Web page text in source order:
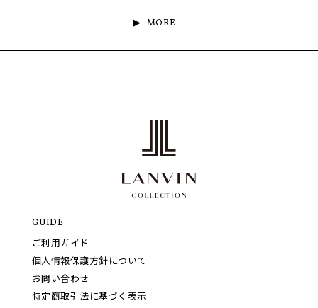
MORE
GUIDE
ご利用ガイド
個人情報保護方針について
お問い合わせ
特定商取引法に基づく表示